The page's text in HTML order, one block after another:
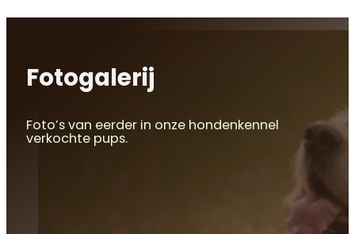
Fotogalerij
Foto’s van eerder in onze hondenkennel
verkochte pups.